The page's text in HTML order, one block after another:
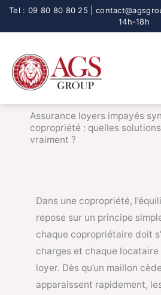
Aller
Assurance loyers impayés
copropriété : quelles
vraiment ?
Dans une copropriété,
repose sur un principe
chaque copropriétaire doit
charges et chaque
loyer. Dès qu’un maillon
apparaissent rapidement,